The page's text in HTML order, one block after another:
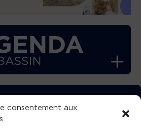
consentement aux
GRATUITEMENT
TVBA !